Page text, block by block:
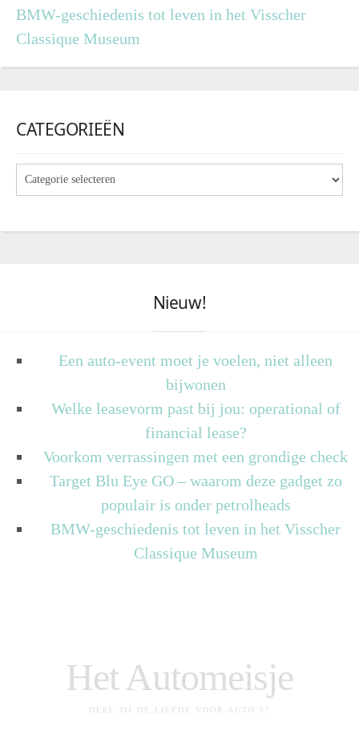
BMW-geschiedenis tot leven in het Visscher
Classique Museum
CATEGORIEËN
Nieuw!
Een auto-event moet je voelen, niet alleen
bijwonen
Welke leasevorm past bij jou: operational of
financial lease?
Voorkom verrassingen met een grondige check
Target Blu Eye GO – waarom deze gadget zo
populair is onder petrolheads
BMW-geschiedenis tot leven in het Visscher
Classique Museum
Het Automeisje
DEEL JIJ DE LIEFDE VOOR AUTO'S?